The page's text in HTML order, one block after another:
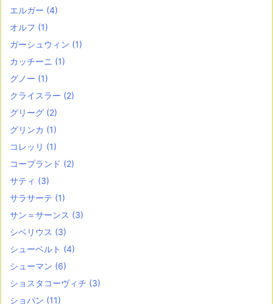
エルガー (4)
オルフ (1)
ガーシュウィン (1)
カッチーニ (1)
グノー (1)
クライスラー (2)
グリーグ (2)
グリンカ (1)
コレッリ (1)
コープランド (2)
サティ (3)
サラサーテ (1)
サン＝サーンス (3)
シベリウス (3)
シューベルト (4)
シューマン (6)
ショスタコーヴィチ (3)
ショパン (11)